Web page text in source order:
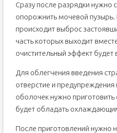
Сразу после разрядки нужно
опорожнить мочевой
происходит выброс
часть которых выходит
очистительный эффект будет
Для облегчения введения
отверстие и
оболочек нужно приготовить
будет обладать
После приготовлений нужно